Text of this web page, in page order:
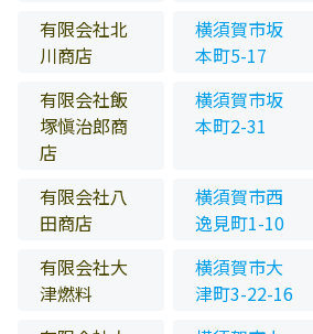
有限会社北
川商店
横須賀市坂
本町5-17
有限会社飯
塚愼治郎商
店
横須賀市坂
本町2-31
有限会社八
田商店
横須賀市西
逸見町1-10
有限会社大
津燃料
横須賀市大
津町3-22-16